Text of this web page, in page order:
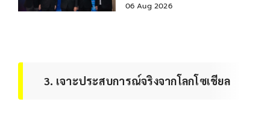
06 Aug 2026
3. เจาะประสบการณ์จริงจากโลกโซเชียล